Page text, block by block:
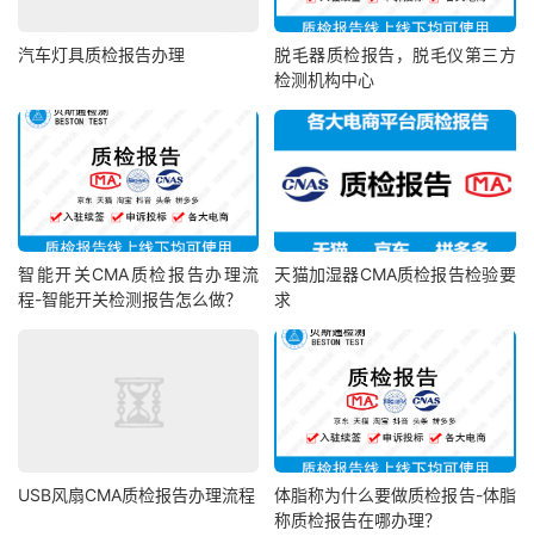
汽车灯具质检报告办理
脱毛器质检报告，脱毛仪第三方
检测机构中心
智能开关CMA质检报告办理流
程-智能开关检测报告怎么做？
天猫加湿器CMA质检报告检验要
求
USB风扇CMA质检报告办理流程
体脂称为什么要做质检报告-体脂
称质检报告在哪办理？